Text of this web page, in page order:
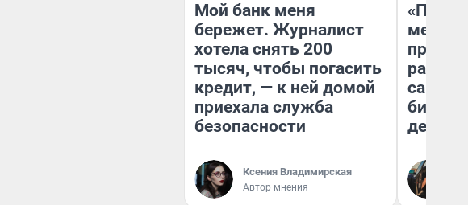
Мой банк меня
бережет. Журналист
хотела снять 200
тысяч, чтобы погасить
кредит, — к ней домой
приехала служба
безопасности
Ксения Владимирская
Автор мнения
самом